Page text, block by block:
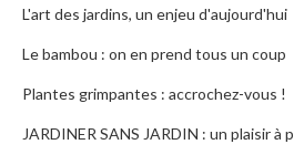
L'art des jardins, un enjeu d'aujourd'hui
Le bambou : on en prend tous un coup
Plantes grimpantes : accrochez-vous !
JARDINER SANS JARDIN : un plaisir à